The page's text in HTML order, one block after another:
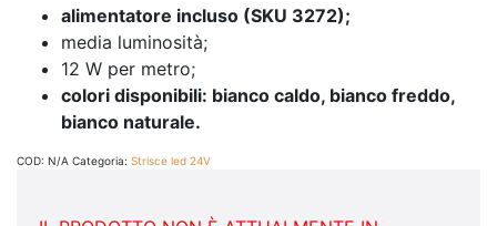
alimentatore incluso (SKU 3272);
media luminosità;
12 W per metro;
colori disponibili: bianco caldo, bianco freddo,
bianco naturale.
COD: N/A Categoria: Strisce led 24V